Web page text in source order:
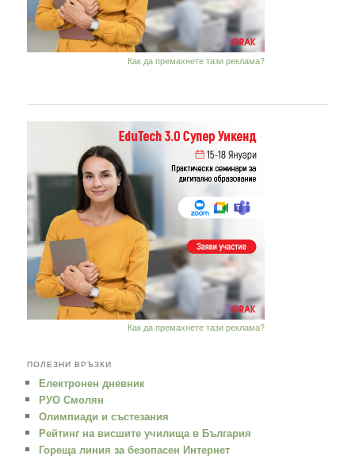
Как да премахнете тази реклама?
Как да премахнете тази реклама?
ПОЛЕЗНИ ВРЪЗКИ
Електронен дневник
РУО Смолян
Oлимпиади и състезания
Рейтинг на висшите училища в България
Гореща линия за безопасен Интернет